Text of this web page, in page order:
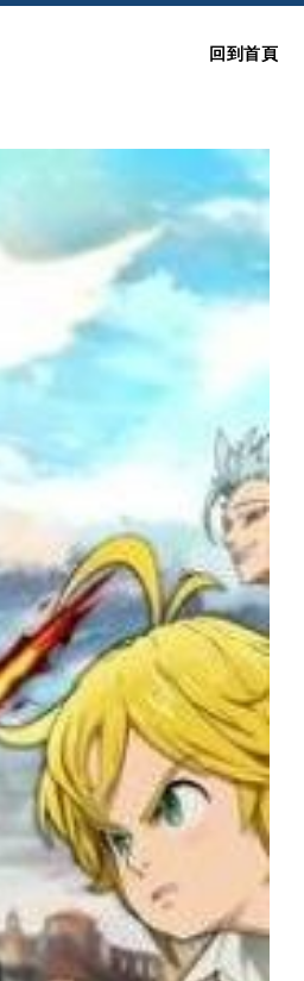
回到首頁